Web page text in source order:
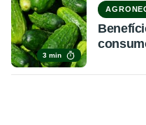
3 min